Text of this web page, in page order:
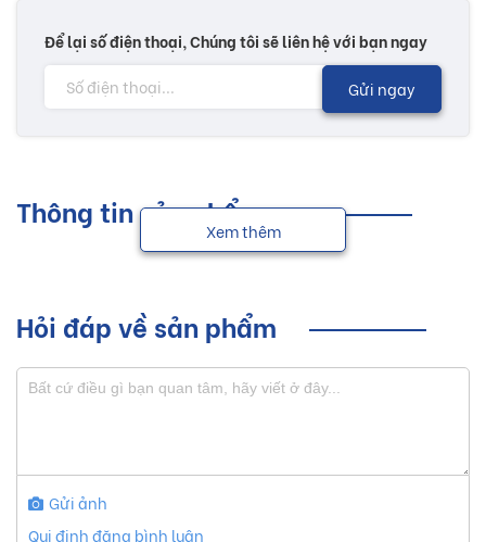
Để lại số điện thoại, Chúng tôi sẽ liên hệ với bạn ngay
Gửi ngay
Thông tin sản phẩm
Xem thêm
Hỏi đáp về sản phẩm
Gửi ảnh
Qui định đăng bình luận